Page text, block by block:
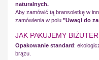
naturalnych.
Aby zamówić tą bransoletkę w
zamówienia w polu "Uwagi do
JAK PAKUJEMY
Opakowanie standard:
brązu.